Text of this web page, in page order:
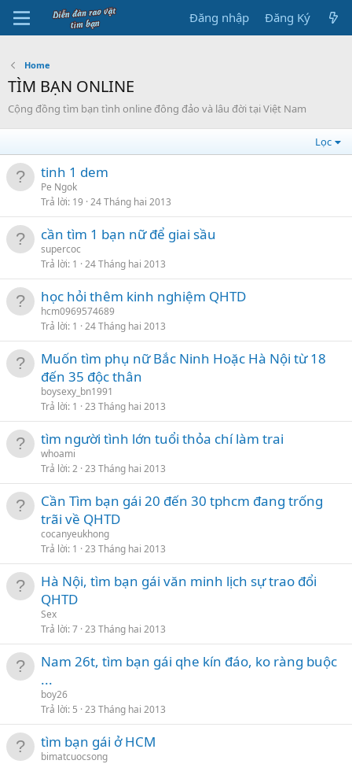
Đăng nhập Đăng Ký
Home
TÌM BẠN ONLINE
Cộng đồng tìm bạn tình online đông đảo và lâu đời tại Việt Nam
Lọc
tinh 1 dem
Pe Ngok
Trả lời 19 24 Tháng hai 2013
cần tìm 1 bạn nữ để giai sầu
supercoc
Trả lời 1 24 Tháng hai 2013
học hỏi thêm kinh nghiệm QHTD
hcm0969574689
Trả lời 1 24 Tháng hai 2013
Muốn tìm phụ nữ Bắc Ninh Hoặc Hà Nội từ 18
đến 35 độc thân
boysexy_bn1991
Trả lời 1 23 Tháng hai 2013
tìm người tình lớn tuổi thỏa chí làm trai
whoami
Trả lời 2 23 Tháng hai 2013
Cần Tìm bạn gái 20 đến 30 tphcm đang trống
trãi về QHTD
cocanyeukhong
Trả lời 1 23 Tháng hai 2013
Hà Nội, tìm bạn gái văn minh lịch sự trao đổi
QHTD
Sex
Trả lời 7 23 Tháng hai 2013
Nam 26t, tìm bạn gái qhe kín đáo, ko ràng buộc
...
boy26
Trả lời 5 23 Tháng hai 2013
tìm bạn gái ở HCM
bimatcuocsong